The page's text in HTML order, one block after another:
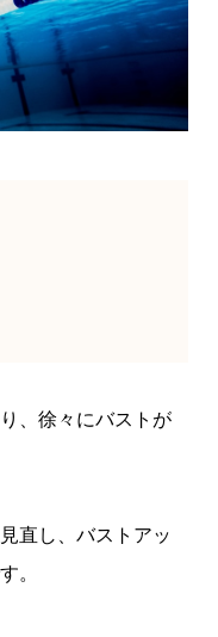
、徐々にバストが
直し、バストアッ
。